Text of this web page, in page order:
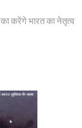
करेंगे भारत का नेतृत्व